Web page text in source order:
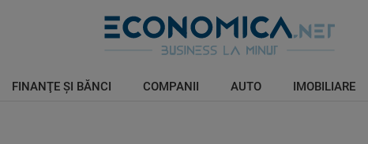
FINANŢE ŞI BĂNCI COMPANII AUTO IMOBILIARE